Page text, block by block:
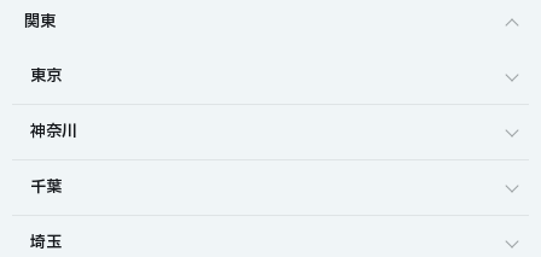
関東
東京
神奈川
千葉
埼玉